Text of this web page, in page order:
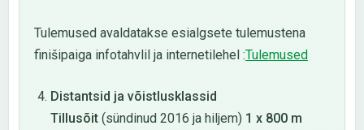
Tulemused avaldatakse esialgsete tulemustena
finišipaiga infotahvlil ja internetilehel :Tulemused
Distantsid ja võistlusklassid
Tillusõit (sündinud 2016 ja hiljem) 1 x 800 m